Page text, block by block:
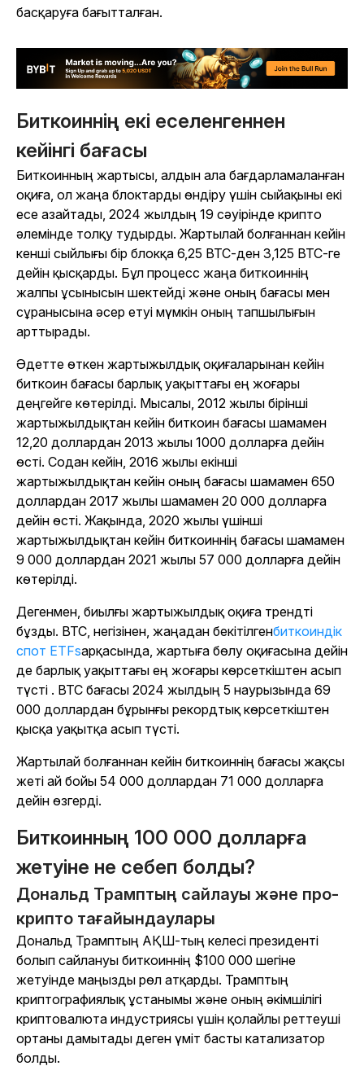
басқаруға бағытталған.
Биткоиннің екі еселенгеннен
кейінгі бағасы
Биткоинның жартысы, алдын ала бағдарламаланған
оқиға, ол жаңа блоктарды өндіру үшін сыйақыны екі
есе азайтады, 2024 жылдың 19 сәуірінде крипто
әлемінде толқу тудырды. Жартылай болғаннан кейін
кенші сыйлығы бір блокқа 6,25 BTC-ден 3,125 BTC-ге
дейін қысқарды. Бұл процесс жаңа биткоиннің
жалпы ұсынысын шектейді және оның бағасы мен
сұранысына әсер етуі мүмкін оның тапшылығын
арттырады.
Әдетте өткен жартыжылдық оқиғаларынан кейін
биткоин бағасы барлық уақыттағы ең жоғары
деңгейге көтерілді. Мысалы, 2012 жылы бірінші
жартыжылдықтан кейін биткоин бағасы шамамен
12,20 доллардан 2013 жылы 1000 долларға дейін
өсті. Содан кейін, 2016 жылы екінші
жартыжылдықтан кейін оның бағасы шамамен 650
доллардан 2017 жылы шамамен 20 000 долларға
дейін өсті. Жақында, 2020 жылы үшінші
жартыжылдықтан кейін биткоиннің бағасы шамамен
9 000 доллардан 2021 жылы 57 000 долларға дейін
көтерілді.
Дегенмен, биылғы жартыжылдық оқиға трендті
бұзды. BTC, негізінен, жаңадан бекітілгенбиткоиндік
спот ETFsарқасында, жартыға бөлу оқиғасына дейін
де барлық уақыттағы ең жоғары көрсеткіштен асып
түсті . BTC бағасы 2024 жылдың 5 наурызында 69
000 доллардан бұрынғы рекордтық көрсеткіштен
қысқа уақытқа асып түсті.
Жартылай болғаннан кейін биткоиннің бағасы жақсы
жеті ай бойы 54 000 доллардан 71 000 долларға
дейін өзгерді.
Биткоинның 100 000 долларға
жетуіне не себеп болды?
Дональд Трамптың сайлауы және про-
крипто тағайындаулары
Дональд Трамптың АҚШ-тың келесі президенті
болып сайлануы биткоиннің $100 000 шегіне
жетуінде маңызды рөл атқарды. Трамптың
криптографиялық ұстанымы және оның әкімшілігі
криптовалюта индустриясы үшін қолайлы реттеуші
ортаны дамытады деген үміт басты катализатор
болды.